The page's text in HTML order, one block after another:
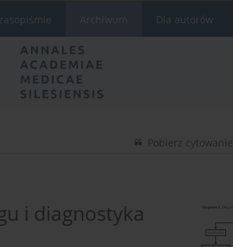
Archiwum Dla autorów
Pobierz cytowanie
i diagnostyka